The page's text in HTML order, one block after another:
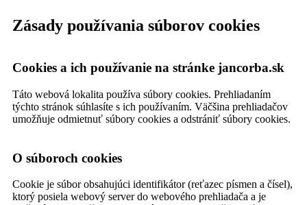
Zásady používania súborov cookies
Cookies a ich používanie na stránke jancorba.sk
Táto webová lokalita používa súbory cookies. Prehliadaním
týchto stránok súhlasíte s ich používaním. Väčšina prehliadačov
umožňuje odmietnuť súbory cookies a odstrániť súbory cookies.
O súboroch cookies
Cookie je súbor obsahujúci identifikátor (reťazec písmen a čísel),
ktorý posiela webový server do webového prehliadača a je